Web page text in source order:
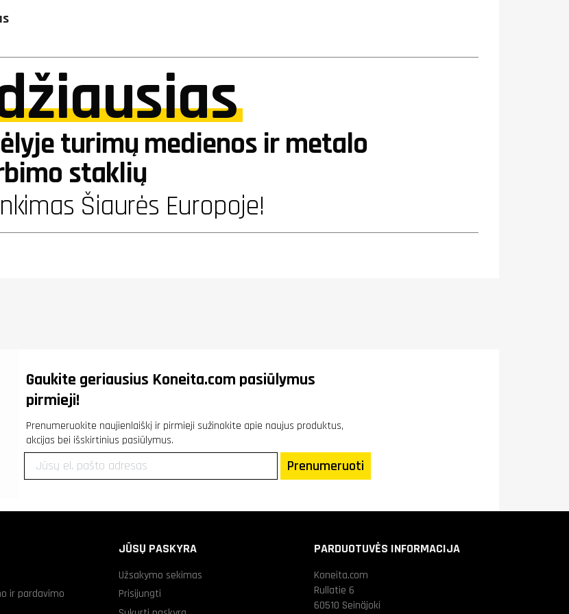
turimų medienos ir metalo
staklių
Šiaurės Europoje!
Gaukite geriausius Koneita.com pasiūlymus
pirmieji!
Prenumeruokite naujienlaiškį ir pirmieji sužinokite apie naujus produktus,
akcijas bei išskirtinius pasiūlymus.
Prenumeruoti
ir pardavimo
JŪSŲ PASKYRA
Užsakymo sekimas
Prisijungti
PARDUOTUVĖS INFORMACIJA
Koneita.com
Rullatie 6
60510 Seinäjoki